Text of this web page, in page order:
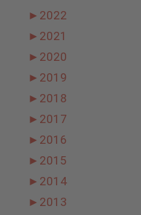
► 2022
► 2021
► 2020
► 2019
► 2018
► 2017
► 2016
► 2015
► 2014
► 2013